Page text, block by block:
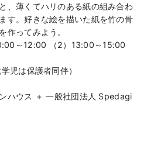
、薄くてハリのある紙の組み合わ
す。好きな絵を描いた紙を竹の骨
作ってみよう。
～12:00 （2）13:00～15:00
児は保護者同伴）
ハウス ＋ 一般社団法人 Spedagi